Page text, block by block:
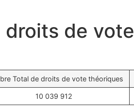
droits de vote
Total de droits de vote théoriques
10 039 912